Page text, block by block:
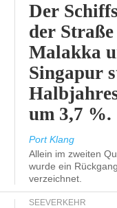
Der
der
Malakka
Singapur
um 3,7 %.
Port Klang
Allein im zweiten
wurde ein
verzeichnet.
SEEVERKEHR